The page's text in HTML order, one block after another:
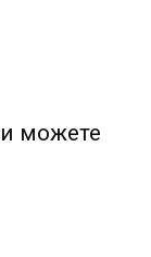
можете